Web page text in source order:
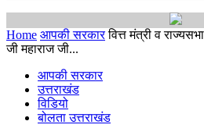
Home आपकी सरकार वित्त मंत्री व
जी महाराज जी...
आपकी सरकार
उत्तराखंड
विडियो
बोलता उत्तराखंड